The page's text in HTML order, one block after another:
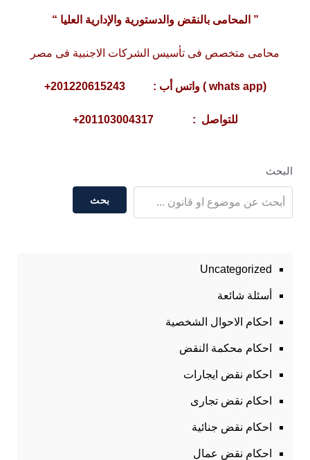
” المحامى بالنقض والدستورية والإدارية العليا “
محامى متخصص فى تأسيس الشركات الاجنبية فى مصر
(whats app ) واتس أب : 201220615243+
للتواصل : 201103004317+
البحث
بحث
Uncategorized
أسئلة شائعة
احكام الاحوال الشخصية
احكام محكمة النقض
احكام نقض ايجارات
احكام نقض تجارى
احكام نقض جنائية
احكام نقض عمال